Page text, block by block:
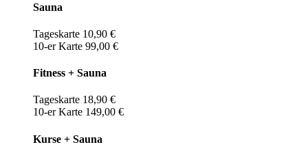
Sauna
Tageskarte 10,90 €
10-er Karte 99,00 €
Fitness + Sauna
Tageskarte 18,90 €
10-er Karte 149,00 €
Kurse + Sauna